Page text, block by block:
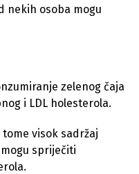
nekih osoba mogu
zelenog čaja
i LDL holesterola.
visok sadržaj
spriječiti